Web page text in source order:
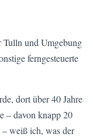
Tulln und Umgebung
ferngesteuerte
dort über 40 Jahre
– davon knapp 20
weiß ich, was der